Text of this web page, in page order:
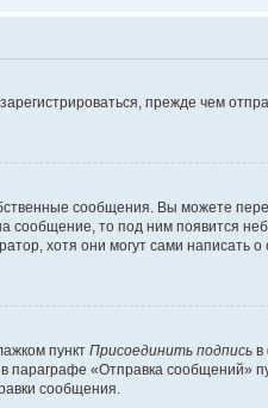
прежде чем
сообщения. Вы можете
то под ним появится
хотя они могут сами написать
пункт Присоединить подпись в
«Отправка сообщений»
сообщения.